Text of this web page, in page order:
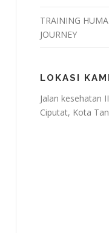
TRAINING
JOURNEY
LOKASI KAMI
Jalan kesehatan
Ciputat, Kota